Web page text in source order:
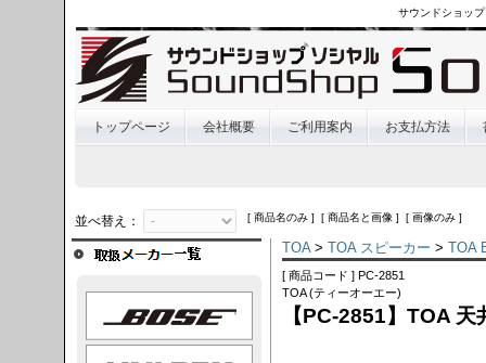
サウンドショッ
トップページ 会社概要 ご利用案内 お支払方法
並べ替え： [ 商品名のみ ] [ 商品名と画像 ] [ 画像のみ ]
TOA> TOA スピーカー > TOA
[ 商品コード ] PC-2851
TOA (ティーオーエー)
【PC-2851】TOA